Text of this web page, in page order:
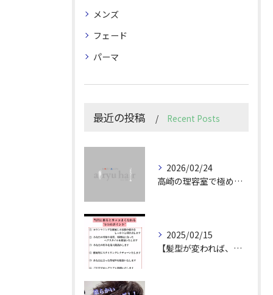
メンズ
フェード
パーマ
最近の投稿 Recent Posts
2026/02/24
高崎の理容室で極めるメンズカット技術
2025/02/15
【髪型が変われば、人生が変わる。